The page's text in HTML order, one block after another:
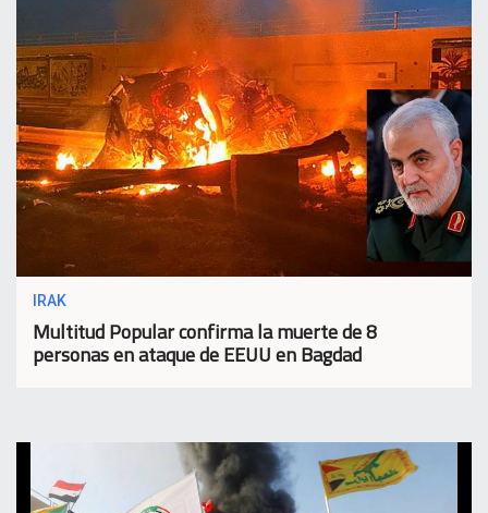
IRAK
Multitud Popular confirma la muerte de 8
personas en ataque de EEUU en Bagdad